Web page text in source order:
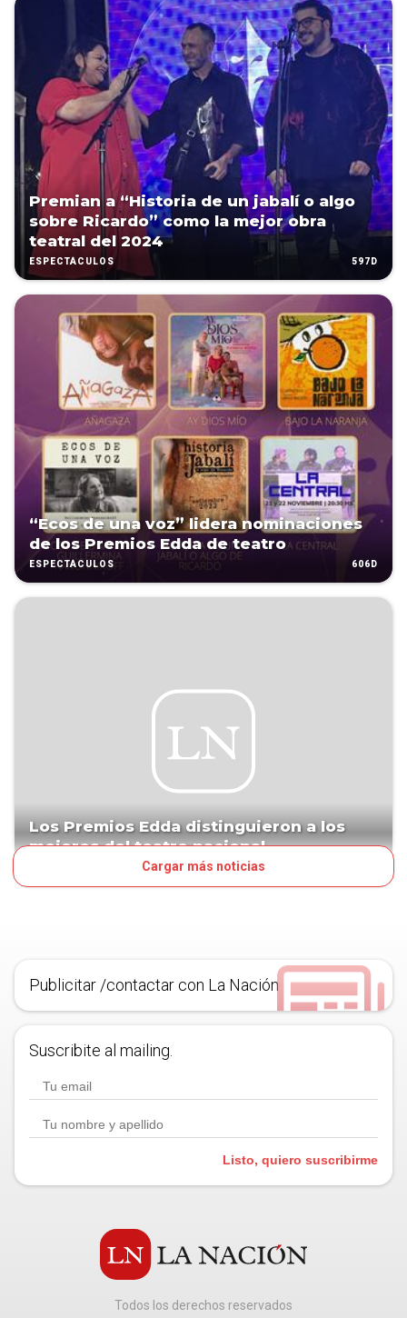
Premian a “Historia de un jabalí o algo
sobre Ricardo” como la mejor obra
teatral del 2024
ESPECTÁCULOS 597D
“Ecos de una voz” lidera nominaciones
de los Premios Edda de teatro
ESPECTÁCULOS 606D
Los Premios Edda distinguieron a los
mejores del teatro nacional
Cargar más noticias
Publicitar /contactar con La Nación
Suscribite al mailing.
Listo, quiero suscribirme
Todos los derechos reservados